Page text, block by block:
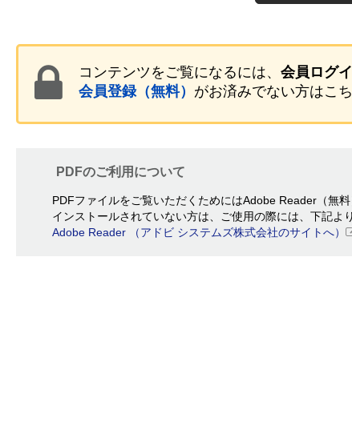
コンテンツをご覧になるには、 会員ログ
会員登録（無料） がお済みでない方はこ
PDFのご利用について
PDFファイルをご覧いただくためにはAdobe Reader（無料
インストールされていない方は、ご使用の際には、下記よ
Adobe Reader （アドビ システムズ株式会社のサイトへ）